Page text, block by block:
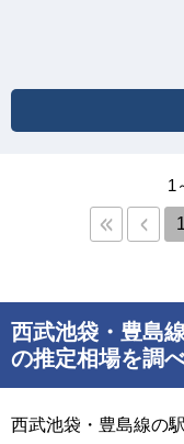
1
1
西武池袋・豊島
の推定相場を調
西武池袋・豊島線の